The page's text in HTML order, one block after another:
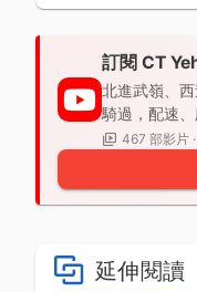
訂閱 CT
北進武嶺、
騎過，配速、
467 部影片
延伸閱讀